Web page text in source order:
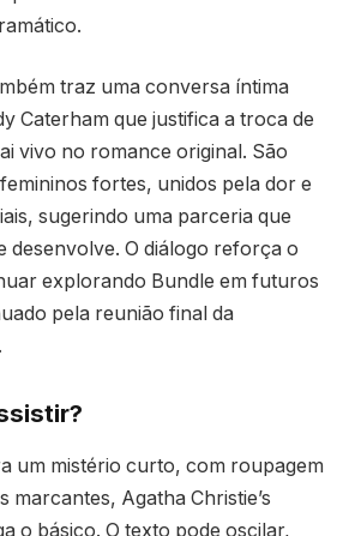
traz uma conversa íntima
Caterham que justifica a troca de
vivo no romance original. São
fortes, unidos pela dor e
sugerindo uma parceria que
desenvolve. O diálogo reforça o
explorando Bundle em futuros
pela reunião final da
um mistério curto, com roupagem
marcantes, Agatha Christie’s
o básico. O texto pode oscilar,